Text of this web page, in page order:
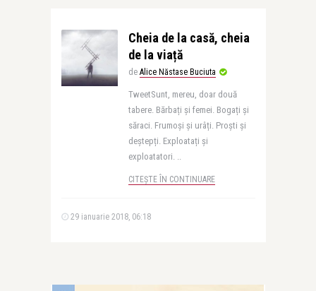
Cheia de la casă, cheia
de la viață
de Alice Năstase Buciuta
TweetSunt, mereu, doar două
tabere. Bărbați și femei. Bogați și
săraci. Frumoși și urâți. Proști și
deștepți. Exploatați și
exploatatori. ..
CITEȘTE ÎN CONTINUARE
29 ianuarie 2018, 06:18